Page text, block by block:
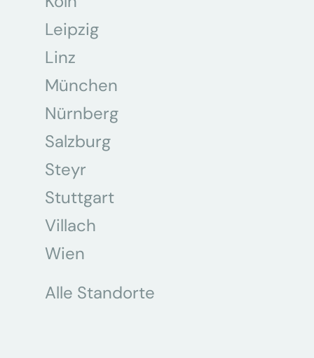
Leipzig
Linz
München
Nürnberg
Salzburg
Steyr
Stuttgart
Villach
Wien
Alle Standorte